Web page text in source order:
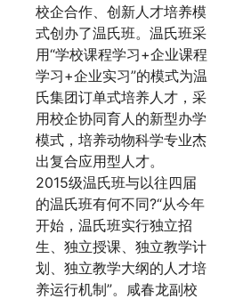
校企合作、创新人才培养模
式创办了温氏班。温氏班采
用“学校课程学习+企业课程
学习+企业实习”的模式为温
氏集团订单式培养人才，采
用校企协同育人的新型办学
模式，培养动物科学专业杰
出复合应用型人才。
2015级温氏班与以往四届
的温氏班有何不同?“从今年
开始，温氏班实行独立招
生、独立授课、独立教学计
划、独立教学大纲的人才培
养运行机制”。咸春龙副校